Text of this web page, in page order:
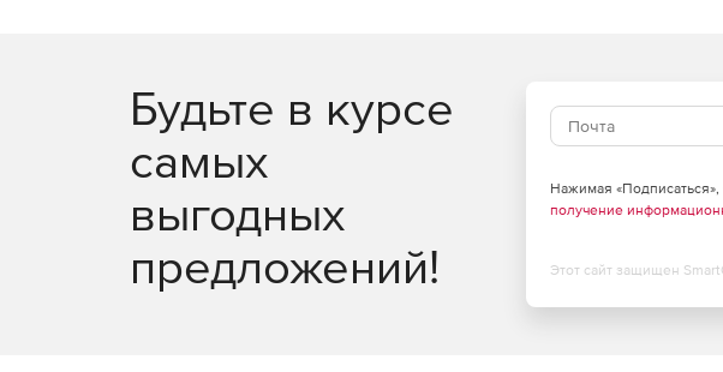
Будьте в курсе
самых
выгодных
предложений!
Нажимая «Подписаться»,
получение
Этот сайт защищен